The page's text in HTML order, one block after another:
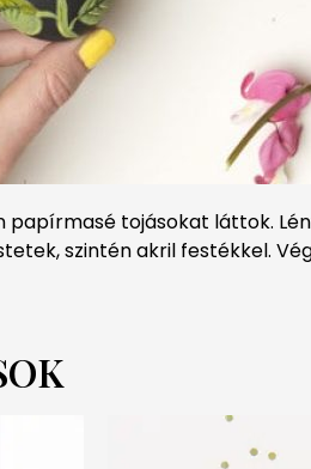
papírmasé tojásokat láttok.
szintén akril festékkel.